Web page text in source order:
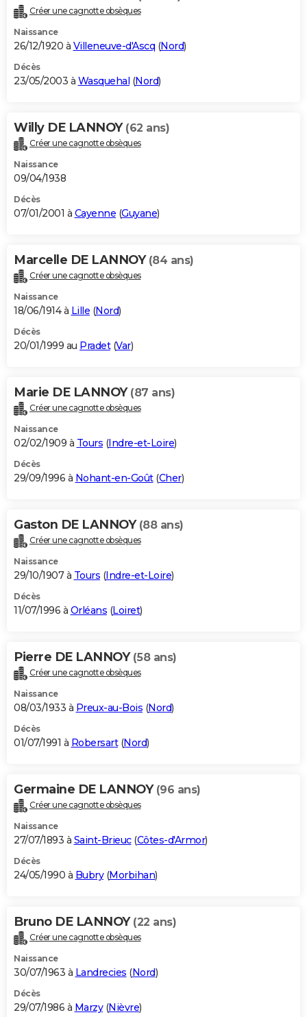
Créer une cagnotte obsèques
Naissance
26/12/1920 à Villeneuve-d'Ascq (Nord)
Décès
23/05/2003 à Wasquehal (Nord)
Willy DE LANNOY (62 ans)
Créer une cagnotte obsèques
Naissance
09/04/1938
Décès
07/01/2001 à Cayenne (Guyane)
Marcelle DE LANNOY (84 ans)
Créer une cagnotte obsèques
Naissance
18/06/1914 à Lille (Nord)
Décès
20/01/1999 au Pradet(Var)
Marie DE LANNOY (87 ans)
Créer une cagnotte obsèques
Naissance
02/02/1909 à Tours (Indre-et-Loire)
Décès
29/09/1996 à Nohant-en-Goût(Cher)
Gaston DE LANNOY (88 ans)
Créer une cagnotte obsèques
Naissance
29/10/1907 à Tours (Indre-et-Loire)
Décès
11/07/1996 à Orléans (Loiret)
Pierre DE LANNOY (58 ans)
Créer une cagnotte obsèques
Naissance
08/03/1933 à Preux-au-Bois (Nord)
Décès
01/07/1991 à Robersart(Nord)
Germaine DE LANNOY (96 ans)
Créer une cagnotte obsèques
Naissance
27/07/1893 à Saint-Brieuc(Côtes-d'Armor)
Décès
24/05/1990 à Bubry(Morbihan)
Bruno DE LANNOY (22 ans)
Créer une cagnotte obsèques
Naissance
30/07/1963 à Landrecies (Nord)
Décès
29/07/1986 à Marzy(Nièvre)